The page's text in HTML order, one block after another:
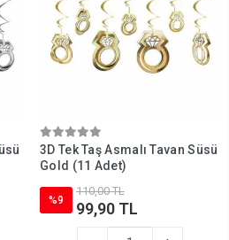
3D Tek Taş Asmalı Tavan Süsü
Gold (11 Adet)
%9
110,00 TL
99,90 TL